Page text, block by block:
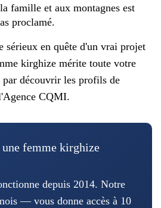
famille et aux montagnes est
proclamé.
sérieux en quête d'un vrai projet
kirghize mérite toute votre
découvrir les profils de
CQMI.
femme kirghize
depuis 2014. Notre
— vous donne accès à 10